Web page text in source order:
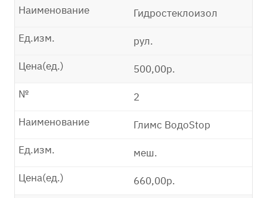
Гидростеклоизол
Наименование
рул.
Ед.изм.
500,00р.
Цена(ед.)
2
№
Глимс ВодоStop
Наименование
меш.
Ед.изм.
660,00р.
Цена(ед.)